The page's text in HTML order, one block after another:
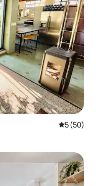
평점 5점(5
5 (50)